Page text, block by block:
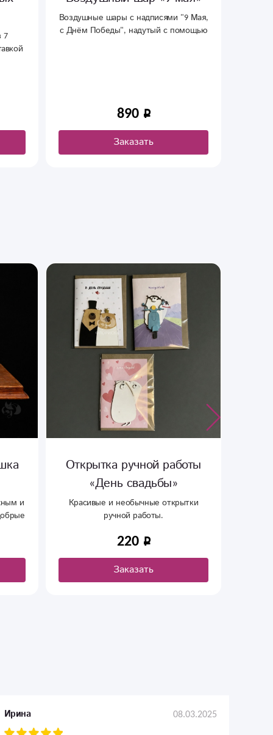
7
Воздушные шары с надписями "9 Мая,
с Днём Победы", надутый с помощью
890
Заказать
и
Открытка ручной работы
«День свадьбы»
Красивые и необычные открытки
ручной работы.
220
Заказать
Ирина 08.03.2025